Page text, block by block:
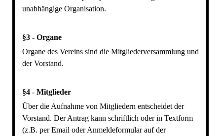
unabhängige Organisation.
§3 - Organe
Organe des Vereins sind die Mitgliederversammlung und
der Vorstand.
§4 - Mitglieder
Über die Aufnahme von Mitgliedern entscheidet der
Vorstand. Der Antrag kann schriftlich oder in Textform
(z.B. per Email oder Anmeldeformular auf der